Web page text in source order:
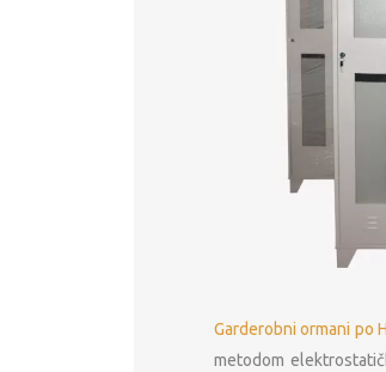
Garderobni ormani po
metodom